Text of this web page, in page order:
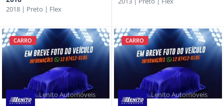
2018 | Preto | Flex
CARRO
Lenito Automóveis
CARRO
Lenito Automóveis